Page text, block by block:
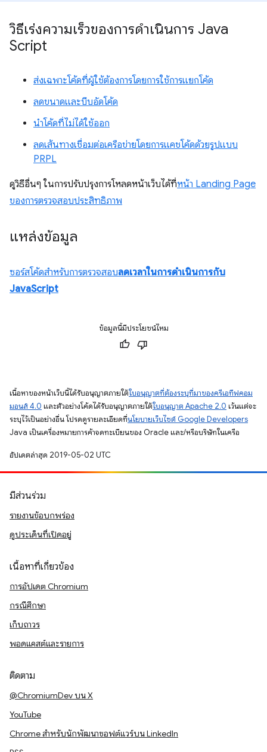
วิธีเร่งความเร็วของการดำเนินการ Java
Script
ส่งเฉพาะโค้ดที่ผู้ใช้ต้องการโดยการใช้การแยกโค้ด
ลดขนาดและบีบอัดโค้ด
นำโค้ดที่ไม่ได้ใช้ออก
ลดเส้นทางเชื่อมต่อเครือข่ายโดยการแคชโค้ดด้วยรูปแบบ
PRPL
ดูวิธีอื่นๆ ในการปรับปรุงการโหลดหน้าเว็บได้ที่หน้า Landing Page
ของการตรวจสอบประสิทธิภาพ
แหล่งข้อมูล
ซอร์สโค้ดสำหรับการตรวจสอบลดเวลาในการดำเนินการกับ
JavaScript
ข้อมูลนี้มีประโยชน์ไหม
เนื้อหาของหน้าเว็บนี้ได้รับอนุญาตภายใต้ใบอนุญาตที่ต้องระบุที่มาของครีเอทีฟคอม
มอนส์ 4.0 และตัวอย่างโค้ดได้รับอนุญาตภายใต้ใบอนุญาต Apache 2.0 เว้นแต่จะ
ระบุไว้เป็นอย่างอื่น โปรดดูรายละเอียดที่นโยบายเว็บไซต์ Google Developers
Java เป็นเครื่องหมายการค้าจดทะเบียนของ Oracle และ/หรือบริษัทในเครือ
อัปเดตล่าสุด 2019-05-02 UTC
มีส่วนร่วม
รายงานข้อบกพร่อง
ดูประเด็นที่เปิดอยู่
เนื้อหาที่เกี่ยวข้อง
การอัปเดต Chromium
กรณีศึกษา
เก็บถาวร
พอดแคสต์และรายการ
ติดตาม
@ChromiumDev บน X
YouTube
Chrome สำหรับนักพัฒนาซอฟต์แวร์บน LinkedIn